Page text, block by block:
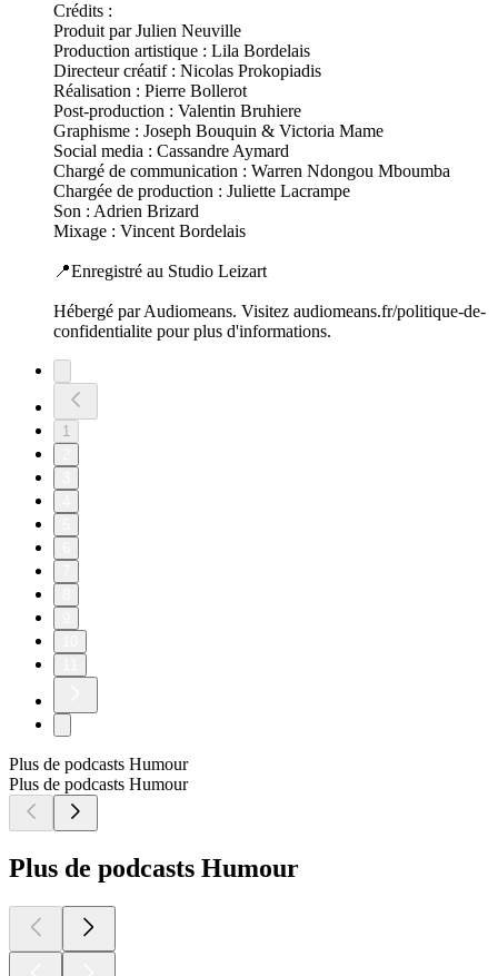
Crédits :
Produit par Julien Neuville
Production artistique : Lila Bordelais
Directeur créatif : Nicolas Prokopiadis
Réalisation : Pierre Bollerot
Post-production : Valentin Bruhiere
Graphisme : Joseph Bouquin & Victoria Mame
Social media : Cassandre Aymard
Chargé de communication : Warren Ndongou Mboumba
Chargée de production : Juliette Lacrampe
Son : Adrien Brizard
Mixage : Vincent Bordelais
📍Enregistré au Studio Leizart
Hébergé par Audiomeans. Visitez audiomeans.fr/politique-de-
confidentialite pour plus d'informations.
1
Plus de podcasts Humour
Plus de podcasts Humour
Plus de podcasts Humour